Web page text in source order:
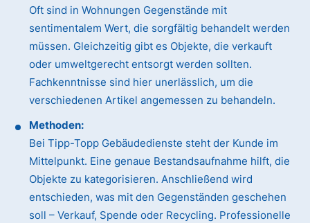
Oft sind in Wohnungen Gegenstände mit
sentimentalem Wert, die sorgfältig behandelt werden
müssen. Gleichzeitig gibt es Objekte, die verkauft
oder umweltgerecht entsorgt werden sollten.
Fachkenntnisse sind hier unerlässlich, um die
verschiedenen Artikel angemessen zu behandeln.
Methoden:
Bei Tipp-Topp Gebäudedienste steht der Kunde im
Mittelpunkt. Eine genaue Bestandsaufnahme hilft, die
Objekte zu kategorisieren. Anschließend wird
entschieden, was mit den Gegenständen geschehen
soll – Verkauf, Spende oder Recycling. Professionelle